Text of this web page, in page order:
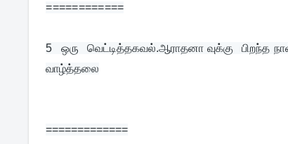
============
5 ஒரு  வெட்டித்தகவல்.ஆராதனா வுக்கு
வாழ்த்தலை
=============